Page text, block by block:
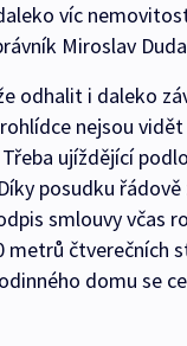
víc
Miroslav
odhalit i daleko
nejsou
ujíždějící
posudku
smlouvy včas
metrů čtverečních
domu se